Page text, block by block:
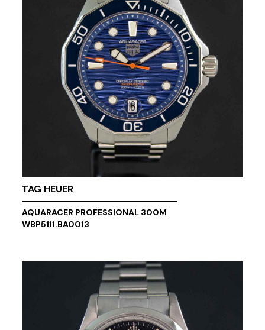
TAG HEUER
AQUARACER PROFESSIONAL 300M
WBP5111.BA0013